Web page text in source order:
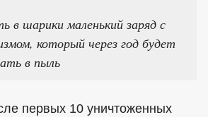
в шарики маленький заряд с
который через год будет
в пыль
первых 10 уничтоженных